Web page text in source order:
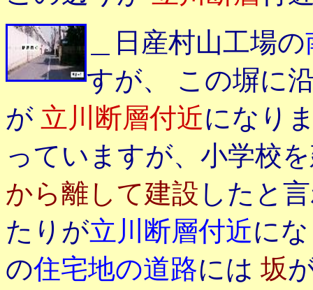
＿日産村山工場の
すが、 この塀に
が 立川断層付近になり
っていますが、小学校
から離して建設 したと
たりが立川断層付近に
の住宅地の道路には 坂